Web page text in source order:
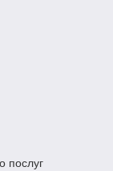
послуг